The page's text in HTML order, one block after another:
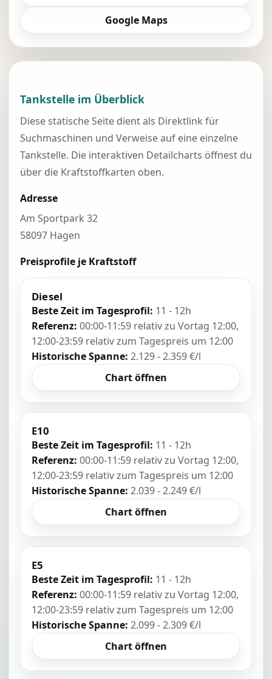
Google Maps
Tankstelle im Überblick
Diese statische Seite dient als Direktlink für
Suchmaschinen und Verweise auf eine einzelne
Tankstelle. Die interaktiven Detailcharts öffnest du
über die Kraftstoffkarten oben.
Adresse
Am Sportpark 32
58097 Hagen
Preisprofile je Kraftstoff
Diesel
Beste Zeit im Tagesprofil: 11 - 12h
Referenz: 00:00-11:59 relativ zu Vortag 12:00,
12:00-23:59 relativ zum Tagespreis um 12:00
Historische Spanne: 2.129 - 2.359 €/l
Chart öffnen
E10
Beste Zeit im Tagesprofil: 11 - 12h
Referenz: 00:00-11:59 relativ zu Vortag 12:00,
12:00-23:59 relativ zum Tagespreis um 12:00
Historische Spanne: 2.039 - 2.249 €/l
Chart öffnen
E5
Beste Zeit im Tagesprofil: 11 - 12h
Referenz: 00:00-11:59 relativ zu Vortag 12:00,
12:00-23:59 relativ zum Tagespreis um 12:00
Historische Spanne: 2.099 - 2.309 €/l
Chart öffnen